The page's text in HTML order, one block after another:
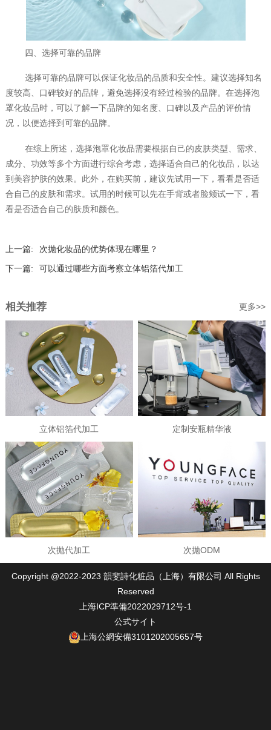
四、选择可靠的品牌
选择可靠的品牌可以保证化妆品的品质和安全性。建议选择知名
度较高、口碑较好的品牌，避免选择没有经过检验的品牌。在选择泡
罩化妆品时，可以了解一下品牌的知名度、口碑以及产品的评价情
况，以便选择到可靠的品牌。
在综上所述，选择泡罩化妆品需要根据自己的皮肤类型、需求、
成分、功效等多个方面进行综合考虑，选择适合自己的化妆品，以达
到美容护肤的效果。此外，在购买前，建议先试用一下，看看是否适
合自己的皮肤和需求。试用的时候可以先在手背或者脸颊试一下，看
看是否适合自己的肤质和颜色。
上一篇:
次抛化妆品的优势体现在哪里？
下一篇:
可以通过哪些方面考察立体铝箔代加工
相关推荐 更多>>
立体铝箔代加工 定制安瓶精华液
次抛代加工 次抛ODM
Copyright @2022-2023 韻斐詩化粧品（上海）有限公司 All Rights
Reserved
上海ICP準備2022029712号-1
公式サイト
上海公網安備3101202005657号